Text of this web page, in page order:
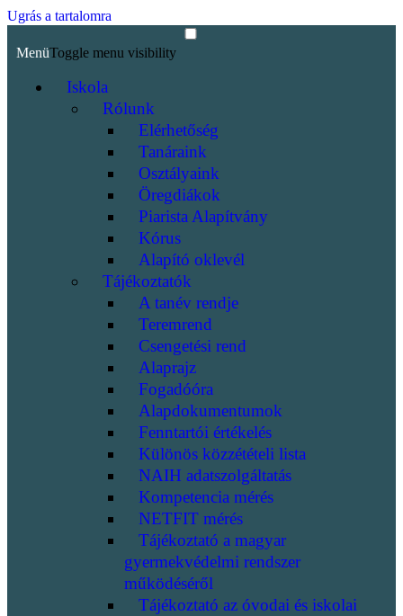
Ugrás a tartalomra
MenüToggle menu visibility
Iskola
Rólunk
Elérhetőség
Tanáraink
Osztályaink
Öregdiákok
Piarista Alapítvány
Kórus
Alapító oklevél
Tájékoztatók
A tanév rendje
Teremrend
Csengetési rend
Alaprajz
Fogadóóra
Alapdokumentumok
Fenntartói értékelés
Különös közzétételi lista
NAIH adatszolgáltatás
Kompetencia mérés
NETFIT mérés
Tájékoztató a magyar
gyermekvédelmi rendszer
működéséről
Tájékoztató az óvodai és iskolai